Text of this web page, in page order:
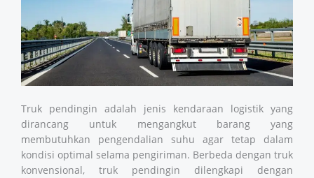
Truk pendingin adalah jenis kendaraan logistik yang
dirancang untuk mengangkut barang yang
membutuhkan pengendalian suhu agar tetap dalam
kondisi optimal selama pengiriman. Berbeda dengan truk
konvensional, truk pendingin dilengkapi dengan